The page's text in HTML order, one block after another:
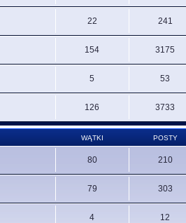
22 241
154 3175
5 53
126 3733
WĄTKI POSTY
80 210
79 303
4 12